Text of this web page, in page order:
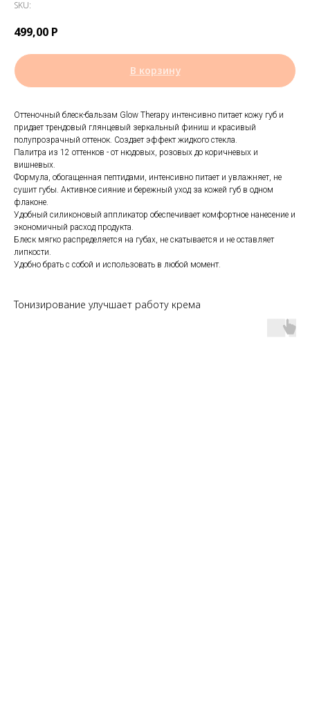
SKU:
499,00 Р
В корзину
Оттеночный блеск-бальзам Glow Therapy интенсивно питает кожу губ и
придает трендовый глянцевый зеркальный финиш и красивый
полупрозрачный оттенок. Создает эффект жидкого стекла.
Палитра из 12 оттенков - от нюдовых, розовых до коричневых и
вишневых.
Формула, обогащенная пептидами, интенсивно питает и увлажняет, не
сушит губы. Активное сияние и бережный уход за кожей губ в одном
флаконе.
Удобный силиконовый аппликатор обеспечивает комфортное нанесение и
экономичный расход продукта.
Блеск мягко распределяется на губах, не скатывается и не оставляет
липкости.
Удобно брать с собой и использовать в любой момент.
Тонизирование улучшает работу крема